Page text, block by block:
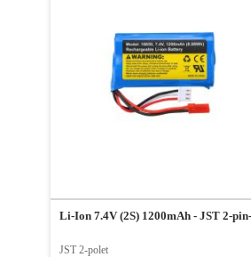
Li-Ion 7.4V (2S) 1200mAh - JST 2-
JST 2-polet